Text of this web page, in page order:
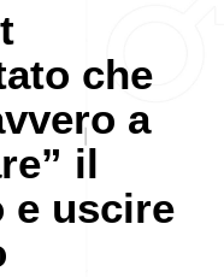
che
a
il
e uscire